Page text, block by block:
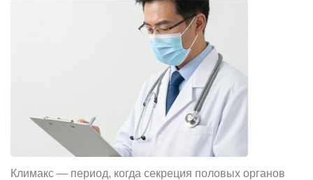
Климакс — период, когда секреция половых органов